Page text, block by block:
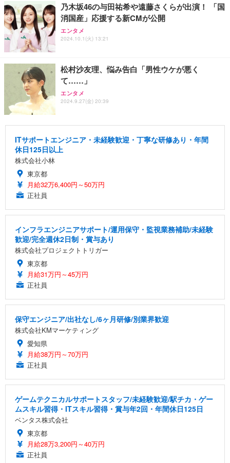
乃木坂46の与田祐希や遠藤さくらが出演！ 「国
消国産」応援する新CMが公開
エンタメ
2024.10.1(火) 13:21
松村沙友理、悩み告白「男性ウケが悪く
て……」
エンタメ
2024.9.27(金) 20:39
ITサポートエンジニア・未経験歓迎・丁寧な研修あり・年間
休日125日以上
株式会社小林
東京都
月給32万6,400円～50万円
正社員
インフラエンジニアサポート/運用保守・監視業務補助/未経験
歓迎/完全週休2日制・賞与あり
株式会社プロジェクトトリガー
東京都
月給31万円～45万円
正社員
保守エンジニア/出社なし/6ヶ月研修/別業界歓迎
株式会社KMマーケティング
愛知県
月給38万円～70万円
正社員
ゲームテクニカルサポートスタッフ/未経験歓迎/駅チカ・ゲー
ムスキル習得・ITスキル習得・賞与年2回・年間休日125日
ベンタス株式会社
東京都
月給28万3,200円～40万円
正社員